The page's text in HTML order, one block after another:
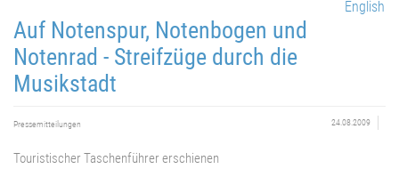
English
Auf Notenspur, Notenbogen und
Notenrad - Streifzüge durch die
Musikstadt
24.08.2009
Pressemitteilungen
Touristischer Taschenführer erschienen